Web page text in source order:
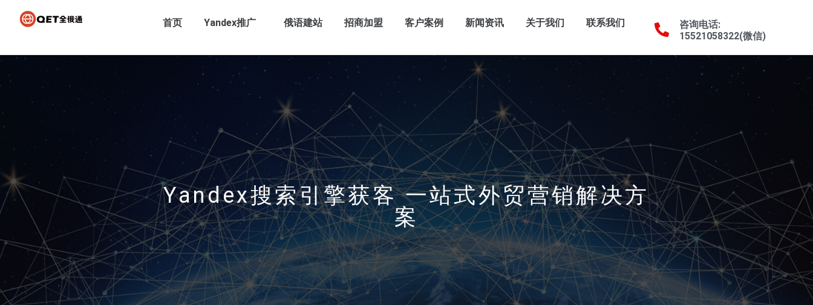
首页 Yandex推广 俄语建站 招商加盟 客户案例 新闻资讯 关于我们 联系我们
咨询电话:
15521058322(微信)
Yandex搜索引擎获客 一站式外贸营销解决方
案